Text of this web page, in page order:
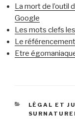
La mort de
Google
Les mots clefs
Le
Etre
LÉGAL ET